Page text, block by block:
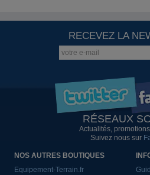
RECEVEZ LA
RÉSEAUX
Actualités,
Suivez nous sur
NOS AUTRES BOUTIQUES
Equipement-Terrain.fr